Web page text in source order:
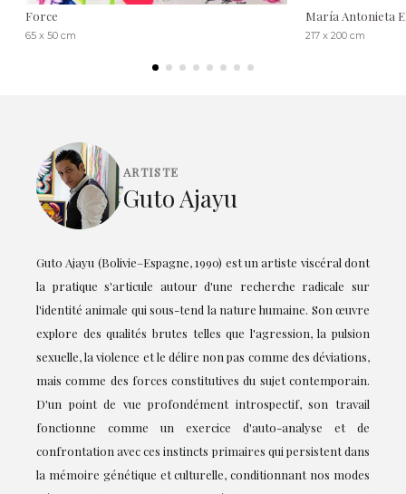
Force
65 x 50 cm
María Antonieta
217 x 200 cm
ARTISTE
Guto Ajayu
Guto Ajayu (Bolivie–Espagne, 1990) est un artiste viscéral dont
la pratique s'articule autour d'une recherche radicale sur
l'identité animale qui sous-tend la nature humaine. Son œuvre
explore des qualités brutes telles que l'agression, la pulsion
sexuelle, la violence et le délire non pas comme des déviations,
mais comme des forces constitutives du sujet contemporain.
D'un point de vue profondément introspectif, son travail
fonctionne comme un exercice d'auto-analyse et de
confrontation avec ces instincts primaires qui persistent dans
la mémoire génétique et culturelle, conditionnant nos modes